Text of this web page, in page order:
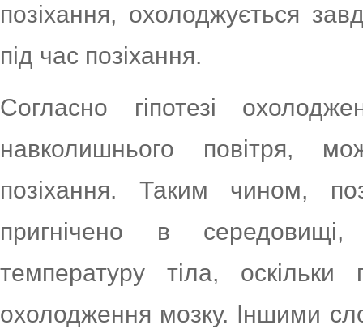
позіхання, охолоджується
під час позіхання.
Согласно гіпотезі
навколишнього повітря,
позіхання. Таким чином,
пригнічено в
температуру тіла,
охолодження мозку. Іншими